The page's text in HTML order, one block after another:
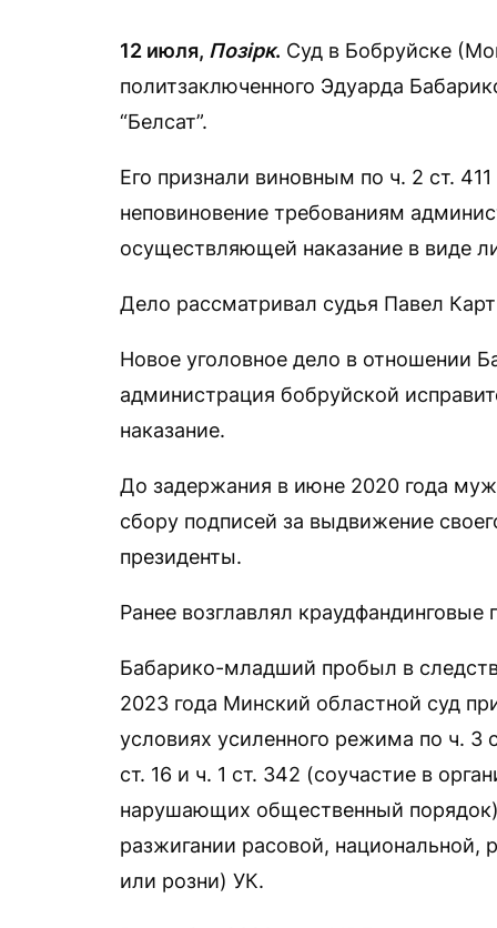
12 июля, Позірк. Суд в Бобруйске
политзаключенного Эдуарда
“Белсат”.
Его признали виновным по ч. 2 ст.
неповиновение требованиям
осуществляющей наказание в виде
Дело рассматривал судья Павел
Новое уголовное дело в отношении
администрация бобруйской
наказание.
До задержания в июне 2020 года
сбору подписей за выдвижение
президенты.
Ранее возглавлял
Бабарико-младший пробыл в
2023 года Минский областной суд
условиях усиленного режима по ч. 3
ст. 16 и ч. 1 ст. 342 (соучастие в
нарушающих общественный
разжигании расовой,
или розни) УК.